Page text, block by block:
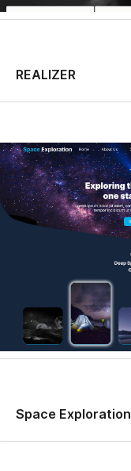
REALIZER
Space Exploration